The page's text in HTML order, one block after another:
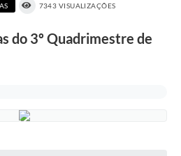
7343 VISUALIZAÇÕES
do 3º Quadrimestre de